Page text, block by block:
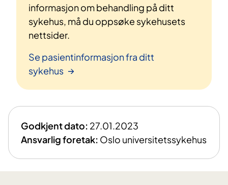
informasjon om behandling på ditt
sykehus, må du oppsøke sykehusets
nettsider.
Se pasientinformasjon fra ditt
sykehus
Godkjent dato: 27.01.2023
Ansvarlig foretak: Oslo universitetssykehus